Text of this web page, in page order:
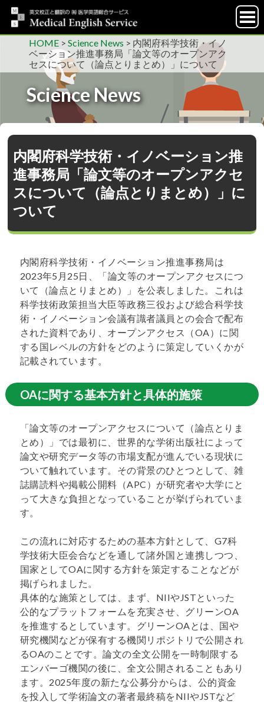
HOME >Science News > 内閣府科学技術・イノ
ベーション推進事務局「論文等のオープンアク
セスについて（論点とりまとめ）」について
Science News
内閣府科学技術・イノベーション推
進事務局「論文等のオープンアクセ
スについて（論点とりまとめ）」に
ついて
内閣府科学技術・イノベーション推進事務局は
2023年5月25日、「論文等のオープンアクセスにつ
いて（論点とりまとめ）」を公表しました。これは
科学技術政策担当大臣等政務三役および総合科学技
術・イノベーション会議有識者議員との会合で配布
された資料であり、オープンアクセス（OA）に関
する国レベルの方針をどのように策定していくかが
記載されています。
OAに関する基本方針と具体的施策
「論文等のオープンアクセスについて（論点とりま
とめ）」では最初に、世界的な学術出版社によって
論文や研究データ等の市場支配が進んでいる現状に
ついて触れています。その背景のひとつとして、雑
誌購読料や掲載公開料（APC）が研究者や大学にと
って大きな負担となっていることが挙げられていま
す。
この流れに対応するための基本方針として、G7科
学技術大臣会合などを通して諸外国と連携しつつ、
国家としてOAに関する方針を策定することなどが
掲げられました。
具体的な施策としては、まず、NIIやJSTといった
公的なプラットフォームを充実させ、グリーンOA
を推進するとしています。グリーンOAとは、国や
研究機関などが保有する機関リポジトリで公開され
るOAのことです。論文の全文公開を一時制限する
エンバーゴ機関の後に、全文公開されることもあり
ます。2025年度の新たな公募分からは、公的資金
を投入して学術論文の著者最終稿をNIIやJSTなど